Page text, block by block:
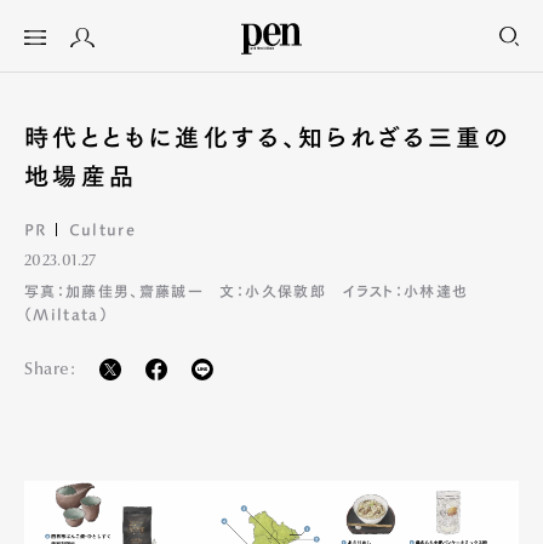
時代とともに進化する、知られざる三重の
地場産品
PR Culture
2023.01.27
写真：加藤佳男、齋藤誠一 文：小久保敦郎 イラスト：小林達也
（Miltata）
Share: